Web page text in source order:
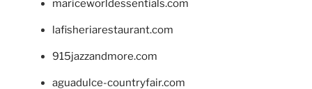
mariceworldessentials.com
lafisheriarestaurant.com
915jazzandmore.com
aguadulce-countryfair.com